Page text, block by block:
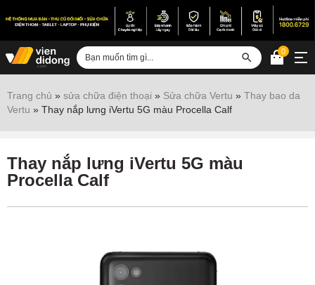
Sửa iPhone
Sửa Vertu
0
Trang chủ » sửa chữa điện thoại » Sửa chữa Vertu » Thay bao da
Vertu » Thay nắp lưng iVertu 5G màu Procella Calf
Thay nắp lưng iVertu 5G màu
Procella Calf